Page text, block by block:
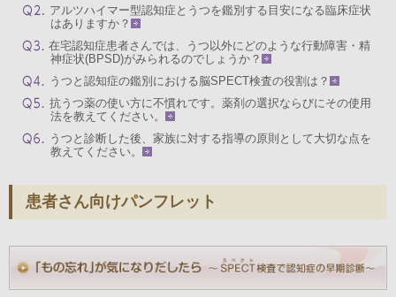
アルツハイマー型認知症とうつを鑑別する目安になる臨床症状
はありますか？
在宅認知症患者さんでは、うつ以外にどのような行動障害・精
神症状(BPSD)がみられるのでしょうか？
うつと認知症の鑑別における脳SPECT検査の役割は？
抗うつ薬の使い方に不慣れです。薬剤の選択ならびにその使用
法を教えてください。
うつと診断した後、家族に対する指導の原則として大切な点を
教えてください。
患者さん向けパンフレット